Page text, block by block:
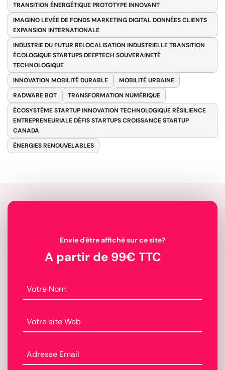
TRANSITION ÉNERGÉTIQUE PROTOTYPE INNOVANT
IMAGINO LEVÉE DE FONDS MARKETING DIGITAL DONNÉES CLIENTS
EXPANSION INTERNATIONALE
INDUSTRIE DU FUTUR RELOCALISATION INDUSTRIELLE TRANSITION
ÉCOLOGIQUE STARTUPS DEEPTECH SOUVERAINETÉ
TECHNOLOGIQUE
INNOVATION MOBILITÉ DURABLE
MOBILITÉ URBAINE
RADWARE BOT
TRANSFORMATION NUMÉRIQUE
ÉCOSYSTÈME STARTUP INNOVATION TECHNOLOGIQUE RÉSILIENCE
ENTREPRENEURIALE DÉFIS STARTUPS CROISSANCE STARTUP
CANADA
ÉNERGIES RENOUVELABLES
Envie d'être affiché sur ce site?
A partir de 99€ TTC